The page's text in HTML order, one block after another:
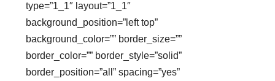
type=”1_1″ layout=”1_1″
background_position=”left top”
background_color=”” border_size=””
border_color=”” border_style=”solid”
border_position=”all” spacing=”yes”